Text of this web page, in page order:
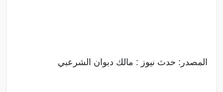
المصدر: حدث نيوز : مالك دبوان الشرعبي